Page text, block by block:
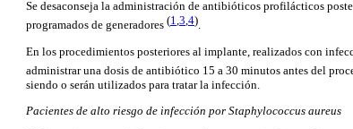
Se desaconseja la administración de antibióticos profilácticos
programados de generadores (1,3,4).
En los procedimientos posteriores al implante, realizados con
administrar una dosis de antibiótico 15 a 30 minutos antes del
siendo o serán utilizados para tratar la infección.
Pacientes de alto riesgo de infección por Staphylococcus aureus